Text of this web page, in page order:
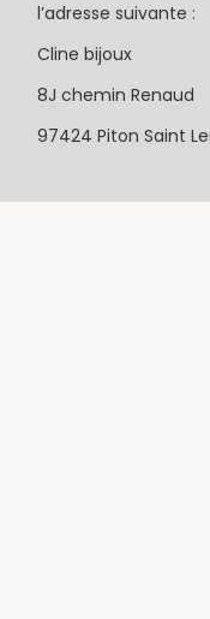
l’adresse suivante :
Cline bijoux
8J chemin Renaud
97424 Piton Saint